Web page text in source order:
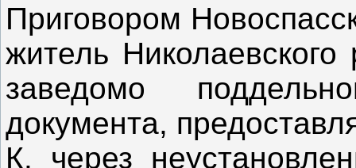
Приговором
житель
заведомо
документа,
К. через